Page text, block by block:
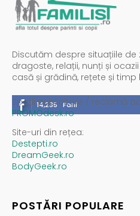
Discutăm despre situațiile de
dragoste, relații, nunți și
casă și grădină, rețete și timp
14,235 Fani
Spații publicitare / reclamă
PROMOdesk.ro
Site-uri din rețea:
Destepti.ro
DreamGeek.ro
BodyGeek.ro
POSTĂRI POPULARE